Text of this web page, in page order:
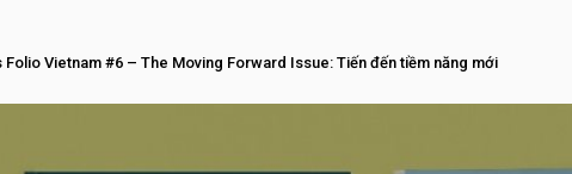
Folio Vietnam #6 – The Moving Forward Issue: Tiến đến tiềm năng mới